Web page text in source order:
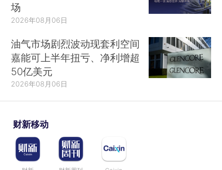
场
2026年08月06日
油气市场剧烈波动现套利空间
嘉能可上半年扭亏、净利增超
50亿美元
2026年08月06日
财新移动